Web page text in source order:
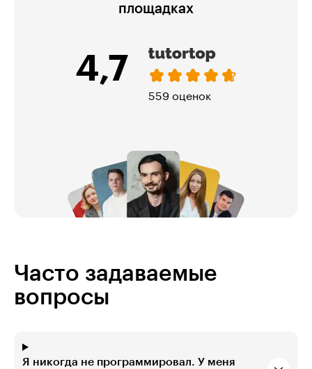
площадках
5,0
321 оценка
Часто задаваемые
вопросы
Я никогда не программировал. У меня